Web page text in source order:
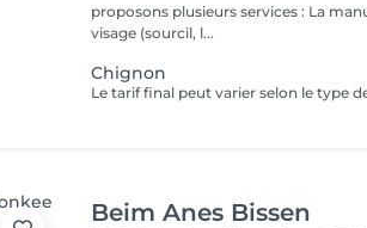
proposons plusieurs services : La manucure : au vernis Epilation du
visage (sourcil, l...
Chignon
Beim Anes Bissen